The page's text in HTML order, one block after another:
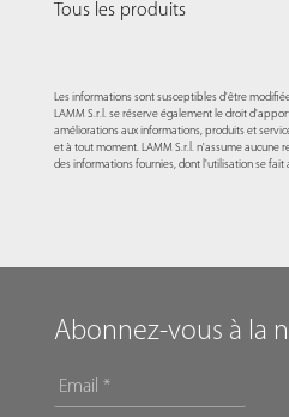
Tous les produits
Les informations sont susceptibles d'être
LAMM S.r.l. se réserve également le droit
améliorations aux informations, produits et
et à tout moment. LAMM S.r.l. n'assume aucune
des informations fournies, dont l'utilisation se fait
Abonnez-vous à la